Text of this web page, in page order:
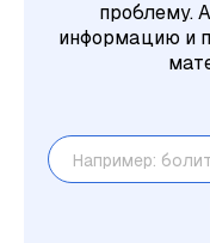
проблему.
информацию и